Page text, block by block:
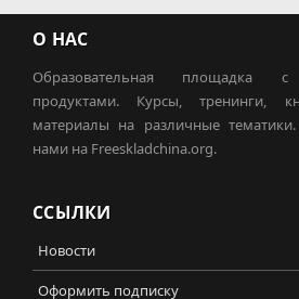
О НАС
Образовательная площадка
продуктами. Курсы, тренинги,
материалы на различные
нами на Freeskladchina.org.
ССЫЛКИ
Новости
Оформить подписку